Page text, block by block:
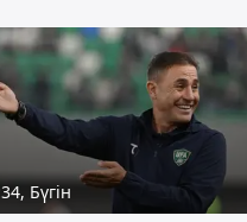
Бүгін